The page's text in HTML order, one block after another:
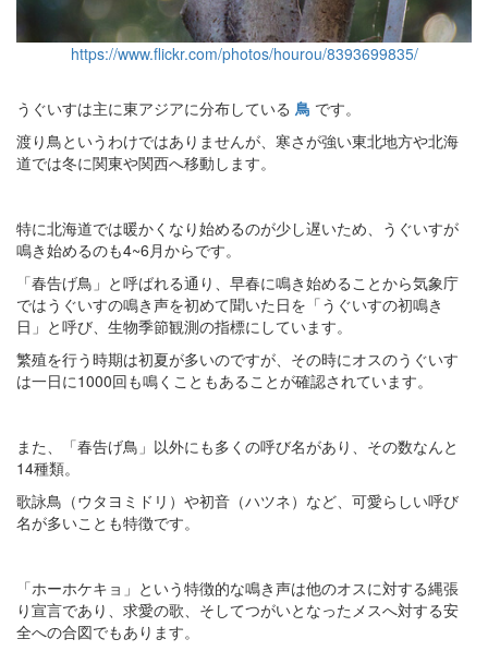
https://www.flickr.com/photos/hourou/8393699835/
うぐいすは主に東アジアに分布している 鳥 です。
渡り鳥というわけではありませんが、寒さが強い東北地方や北海
道では冬に関東や関西へ移動します。
特に北海道では暖かくなり始めるのが少し遅いため、うぐいすが
鳴き始めるのも4~6月からです。
「春告げ鳥」と呼ばれる通り、早春に鳴き始めることから気象庁
ではうぐいすの鳴き声を初めて聞いた日を「うぐいすの初鳴き
日」と呼び、生物季節観測の指標にしています。
繁殖を行う時期は初夏が多いのですが、その時にオスのうぐいす
は一日に1000回も鳴くこともあることが確認されています。
また、「春告げ鳥」以外にも多くの呼び名があり、その数なんと
14種類。
歌詠鳥（ウタヨミドリ）や初音（ハツネ）など、可愛らしい呼び
名が多いことも特徴です。
「ホーホケキョ」という特徴的な鳴き声は他のオスに対する縄張
り宣言であり、求愛の歌、そしてつがいとなったメスへ対する安
全への合図でもあります。